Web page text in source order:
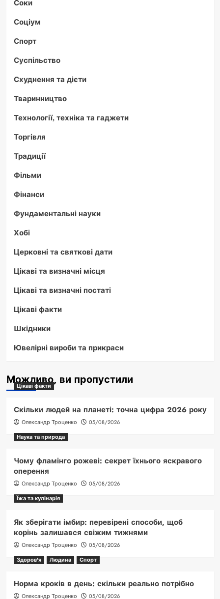
Соки
Соціум
Спорт
Суспільство
Схуднення та дієти
Тваринництво
Технології, техніка та гаджети
Торгівля
Традиції
Фільми
Фінанси
Фундаментальні науки
Хобі
Церковні та святкові дати
Цікаві та визначні місця
Цікаві та визначні постаті
Цікаві факти
Шкідники
Ювелірні вироби та прикраси
Можливо, ви пропустили
Цікаві факти
Скільки людей на планеті: точна цифра 2026 року
Олександр Троценко
05/08/2026
Наука та природа
Чому фламінго рожеві: секрет їхнього яскравого
оперення
Олександр Троценко
05/08/2026
Їжа та кулінарія
Як зберігати імбир: перевірені способи, щоб
корінь залишався свіжим тижнями
Олександр Троценко
05/08/2026
Здоров'я
Людина Спорт
Норма кроків в день: скільки реально потрібно
Олександр Троценко 05/08/2026